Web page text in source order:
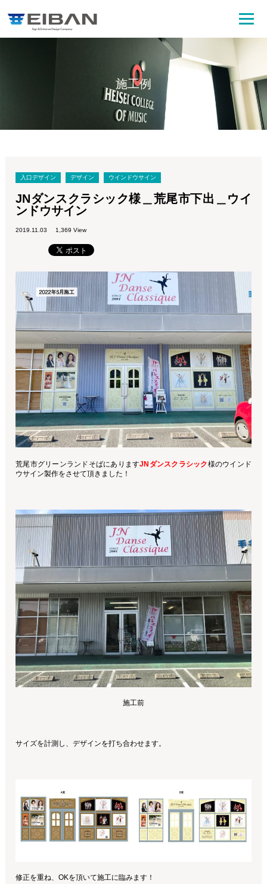
施工例
入口デザイン デザイン ウインドウサイン
JNダンスクラシック様＿荒尾市下出＿ウイ
ンドウサイン
2019.11.03 1,369 View
荒尾市グリーンランドそばにありますJNダンスクラシック様のウインド
ウサイン製作をさせて頂きました！
施工前
サイズを計測し、デザインを打ち合わせます。
修正を重ね、OKを頂いて施工に臨みます！